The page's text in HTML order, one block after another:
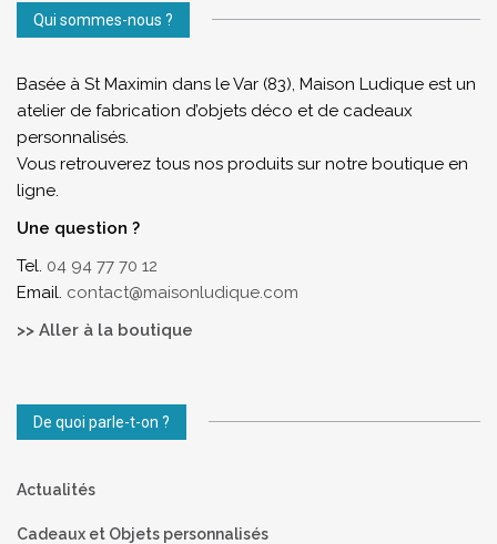
Qui sommes-nous ?
Basée à St Maximin dans le Var (83), Maison Ludique est un
atelier de fabrication d’objets déco et de cadeaux
personnalisés.
Vous retrouverez tous nos produits sur notre boutique en
ligne.
Une question ?
Tel. 04 94 77 70 12
Email. contact@maisonludique.com
>> Aller à la boutique
De quoi parle-t-on ?
Actualités
Cadeaux et Objets personnalisés